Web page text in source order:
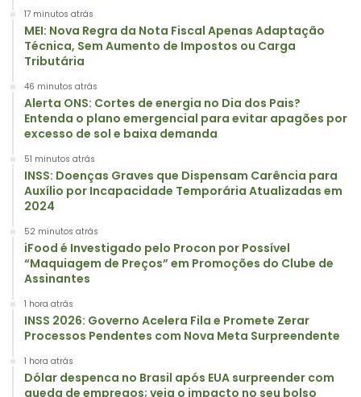
17 minutos atrás
MEI: Nova Regra da Nota Fiscal Apenas Adaptação
Técnica, Sem Aumento de Impostos ou Carga
Tributária
46 minutos atrás
Alerta ONS: Cortes de energia no Dia dos Pais?
Entenda o plano emergencial para evitar apagões por
excesso de sol e baixa demanda
51 minutos atrás
INSS: Doenças Graves que Dispensam Carência para
Auxílio por Incapacidade Temporária Atualizadas em
2024
52 minutos atrás
iFood é Investigado pelo Procon por Possível
“Maquiagem de Preços” em Promoções do Clube de
Assinantes
1 hora atrás
INSS 2026: Governo Acelera Fila e Promete Zerar
Processos Pendentes com Nova Meta Surpreendente
1 hora atrás
Dólar despenca no Brasil após EUA surpreender com
queda de empregos; veja o impacto no seu bolso